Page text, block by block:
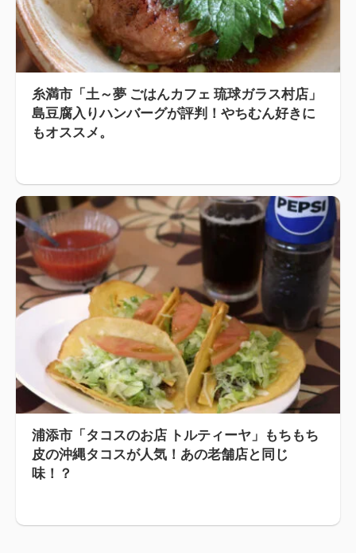
糸満市「土～夢 ごはんカフェ 琉球ガラス村店」
島豆腐入りハンバーグが評判！やちむん好きに
もオススメ。
浦添市「タコスのお店 トルティーヤ」もちもち
皮の沖縄タコスが人気！あの老舗店と同じ
味！？